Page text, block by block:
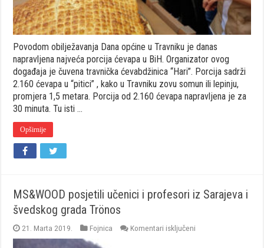
Povodom obilježavanja Dana općine u Travniku je danas
napravljena najveća porcija ćevapa u BiH. Organizator ovog
događaja je čuvena travnička ćevabdžinica “Hari”. Porcija sadrži
2.160 ćevapa u “pitici” , kako u Travniku zovu somun ili lepinju,
promjera 1,5 metara. Porcija od 2.160 ćevapa napravljena je za
30 minuta. Tu isti …
Opširnije
MS&WOOD posjetili učenici i profesori iz Sarajeva i
švedskog grada Trönos
21. Marta 2019. Fojnica Komentari isključeni